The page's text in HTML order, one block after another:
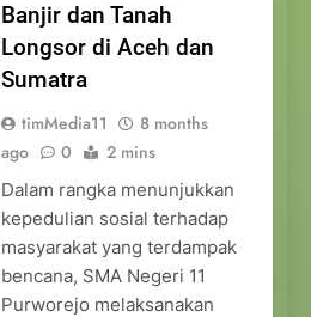
Banjir dan Tanah
Longsor di Aceh dan
Sumatra
timMedia11
8 months
ago
0 2 mins
Dalam rangka menunjukkan
kepedulian sosial terhadap
masyarakat yang terdampak
bencana, SMA Negeri 11
Purworejo melaksanakan